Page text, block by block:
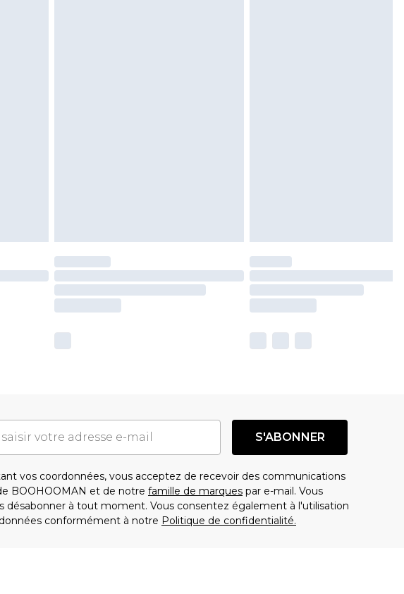
S'ABONNER
vos coordonnées, vous acceptez de recevoir des communications
BOOHOOMAN et de notre famille de marques par e-mail. Vous
désabonner à tout moment. Vous consentez également à l'utilisation
conformément à notre Politique de confidentialité.